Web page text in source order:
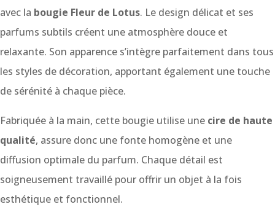
avec la bougie Fleur de Lotus. Le design délicat et ses
parfums subtils créent une atmosphère douce et
relaxante. Son apparence s’intègre parfaitement dans tous
les styles de décoration, apportant également une touche
de sérénité à chaque pièce.
Fabriquée à la main, cette bougie utilise une cire de haute
qualité, assure donc une fonte homogène et une
diffusion optimale du parfum. Chaque détail est
soigneusement travaillé pour offrir un objet à la fois
esthétique et fonctionnel.